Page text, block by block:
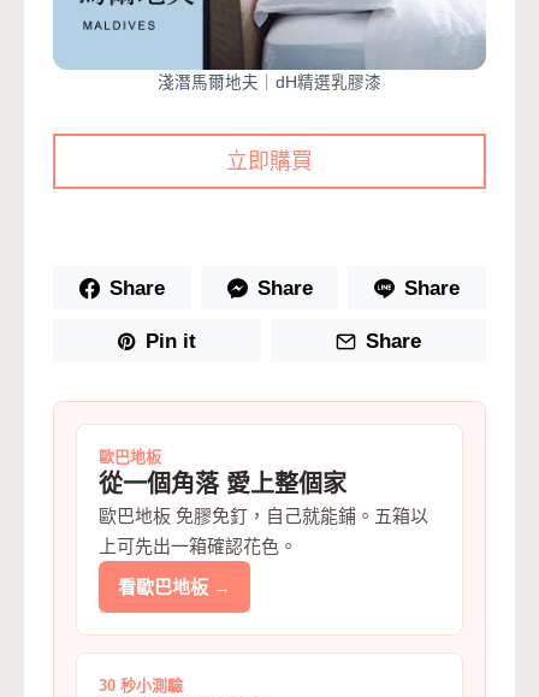
淺潛馬爾地夫｜dH精選乳膠漆
立即購買
Share Share Share
Pin it Share
歐巴地板
從一個角落 愛上整個家
歐巴地板 免膠免釘，自己就能鋪。五箱以
上可先出一箱確認花色。
看歐巴地板 →
30 秒小測驗